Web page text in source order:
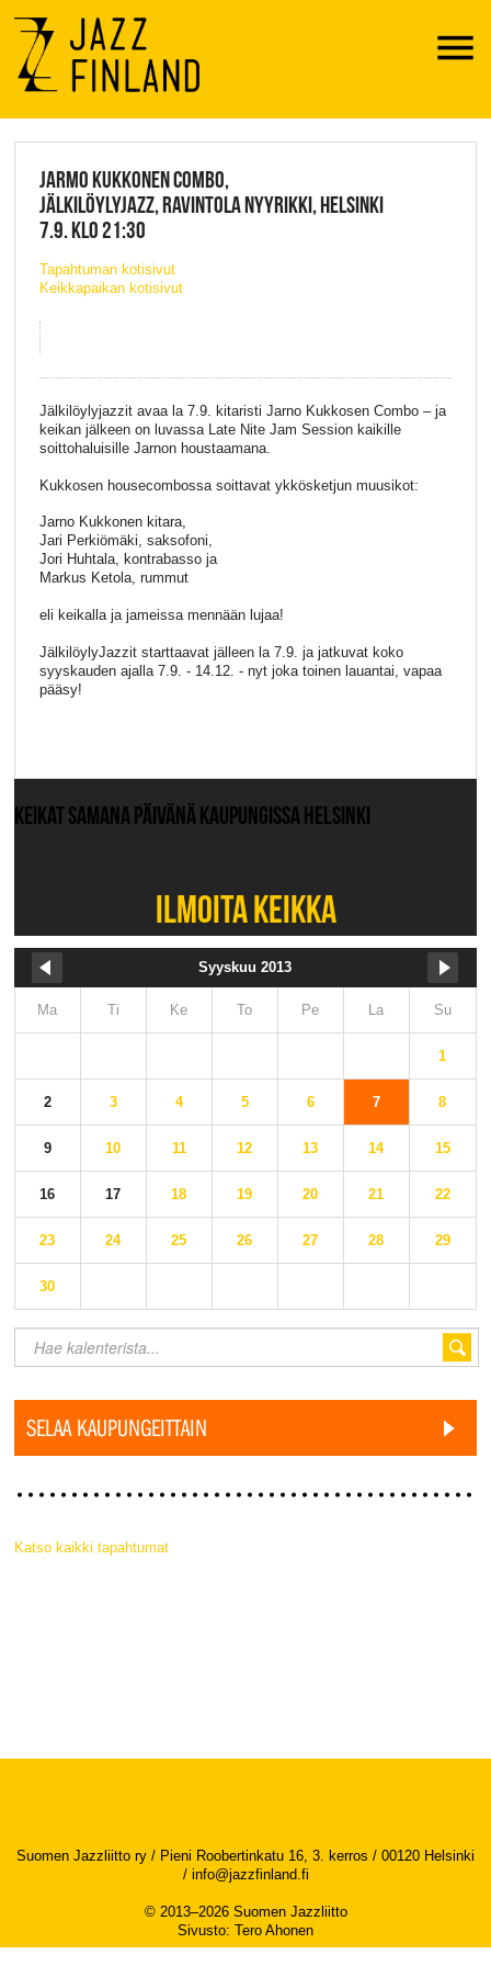
Menu
JAZZ FINLAND LIVE
JARMO KUKKONEN COMBO,
JÄLKILÖYLYJAZZ, RAVINTOLA NYYRIKKI, HELSINKI
7.9. KLO 21:30
Tapahtuman kotisivut
Keikkapaikan kotisivut
Jälkilöylyjazzit avaa la 7.9. kitaristi Jarno Kukkosen Combo – ja
keikan jälkeen on luvassa Late Nite Jam Session kaikille
soittohaluisille Jarnon houstaamana.
Kukkosen housecombossa soittavat ykkösketjun muusikot:
Jarno Kukkonen kitara,
Jari Perkiömäki, saksofoni,
Jori Huhtala, kontrabasso ja
Markus Ketola, rummut
eli keikalla ja jameissa mennään lujaa!
JälkilöylyJazzit starttaavat jälleen la 7.9. ja jatkuvat koko
syyskauden ajalla 7.9. - 14.12. - nyt joka toinen lauantai, vapaa
pääsy!
KEIKAT SAMANA PÄIVÄNÄ KAUPUNGISSA HELSINKI
ILMOITA KEIKKA
Syyskuu 2013
Ma Ti Ke To Pe La Su
1
2 3 4 5 6 7 8
9 10 11 12 13 14 15
16 17 18 19 20 21 22
23 24 25 26 27 28 29
30
SELAA KAUPUNGEITTAIN
Katso kaikki tapahtumat
Suomen Jazzliitto ry / Pieni Roobertinkatu 16, 3. kerros / 00120 Helsinki
/ info@jazzfinland.fi
© 2013–2026 Suomen Jazzliitto
Sivusto: Tero Ahonen